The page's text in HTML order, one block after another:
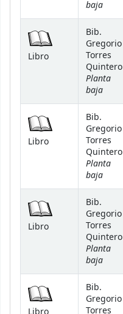
baja
Libro
Bib.
Gregorio
Torres
Quintero
Planta
baja
Libro
Bib.
Gregorio
Torres
Quintero
Planta
baja
Libro
Bib.
Gregorio
Torres
Quintero
Planta
baja
Bib.
Gregorio
Torres